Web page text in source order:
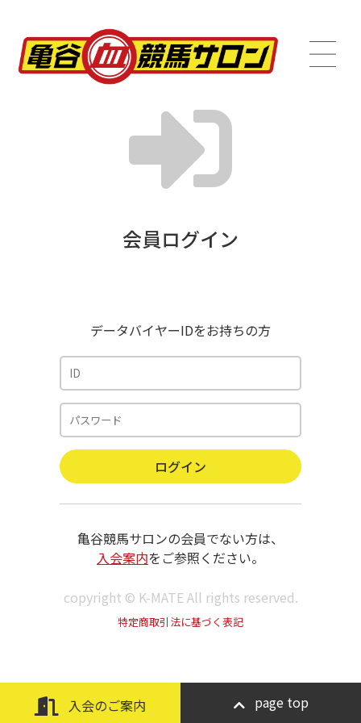
会員ログイン
データバイヤーIDをお持ちの方
亀谷競馬サロンの会員でない方は、
入会案内をご参照ください。
copyright © K-MATE All rights reserved.
特定商取引法に基づく表記
入会のご案内 page top